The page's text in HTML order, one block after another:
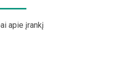
apie įrankį